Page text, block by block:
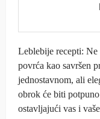
Leblebije recepti: Ne
povrća kao savršen
jednostavnom, ali
obrok će biti
ostavljajući vas i